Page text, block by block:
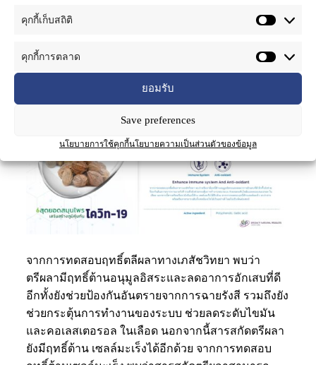
คุกกี้เก็บสถิติ
คุกกี้การตลาด
ยอมรับ
Save preferences
นโยบายการใช้คุกกี้นโยบายความเป็นส่วนตัวของข้อมูล
ติน ที่มีศักยภาพในการป้องกันไม่ให้ไวรัสเข้าเซลล์ ช่วย
จากการทดสอบฤทธิ์ตลีผลาทางเภสัชวิทยา พบว่า
ตรีผลามีฤทธิ์ต้านอนุมูลอิสระและลดอาการอักเสบที่ดี
อีกทั้งยังช่วยป้องกันอันตรายจากการฉายรังสี รวมถึงยัง
ช่วยกระตุ้นการทํางานของระบบ ช่วยลดระดับไขมัน
และคอเลสเตอรอล ในเลือด นอกจากนี้สารสกัดตรีผลา
ยังมีฤทธิ์ต้าน เซลล์มะเร็งได้อีกด้วย จากการทดสอบ